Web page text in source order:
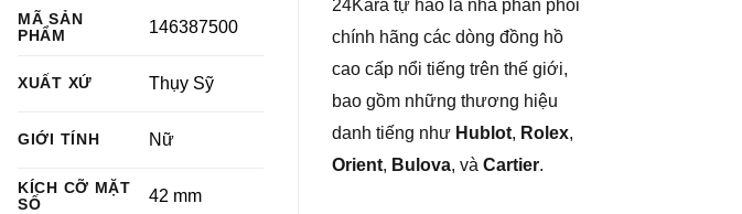
MÃ SẢN
PHẨM
146387500
XUẤT XỨ Thụy Sỹ
GIỚI TÍNH Nữ
KÍCH CỠ MẶT
SỐ
42 mm
24Kara tự hào là nhà phân phối
chính hãng các dòng đồng hồ
cao cấp nổi tiếng trên thế giới,
bao gồm những thương hiệu
danh tiếng như Hublot, Rolex,
Orient, Bulova, và Cartier.